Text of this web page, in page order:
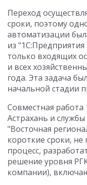
Переход
сроки, поэтому
автоматизации
из "1С:Предприятия
только входящих
и всех
года. Эта задача
начальной стадии
Совместная работа
Астрахань и
"Восточная
короткие сроки,
процесс,
решение уровня
компании),